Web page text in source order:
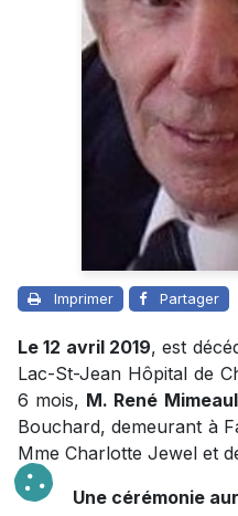
Imprimer Partager
Le 12 avril 2019, est
Lac-St-Jean Hôpital de
6 mois, M. René
Bouchard, demeurant à
Mme Charlotte Jewel et
Une cérémonie